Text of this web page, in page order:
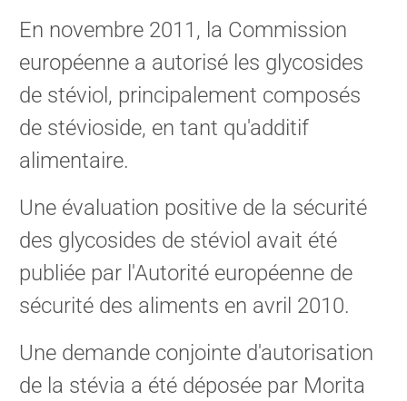
En novembre 2011, la Commission
européenne a autorisé les glycosides
de stéviol, principalement composés
de stévioside, en tant qu'additif
alimentaire.
Une évaluation positive de la sécurité
des glycosides de stéviol avait été
publiée par l'Autorité européenne de
sécurité des aliments en avril 2010.
Une demande conjointe d'autorisation
de la stévia a été déposée par Morita